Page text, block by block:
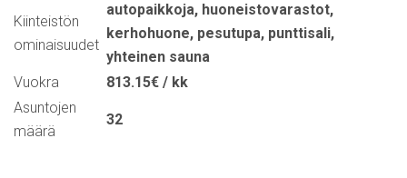
Kiinteistön
ominaisuudet
autopaikkoja, huoneistovarastot,
kerhohuone, pesutupa, punttisali,
yhteinen sauna
Vuokra
813.15€ / kk
Asuntojen
määrä
32